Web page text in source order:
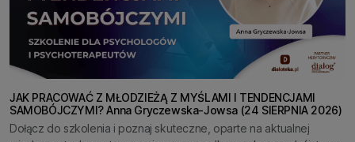
JAK PRACOWAĆ Z MŁODZIEŻĄ Z MYŚLAMI I TENDENCJAMI
SAMOBÓJCZYMI? Anna Gryczewska-Jowsa (24 SIERPNIA 2026)
Dołącz do szkolenia i poznaj skuteczne, oparte na aktualnej